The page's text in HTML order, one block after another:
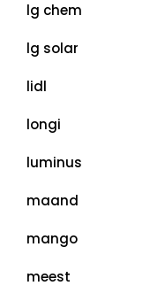
lg chem
lg solar
lidl
longi
luminus
maand
mango
meest